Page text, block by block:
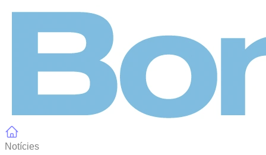
Notícies